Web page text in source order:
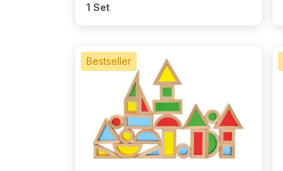
1 Set
Bestseller